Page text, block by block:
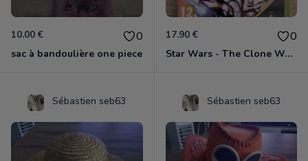
10.00 € 0
sac à bandoulière one piece
17.90 € 0
Star Wars - The Clone Wars - Les Héros De La République Xbox 360
Sébastien seb63 Sébastien seb63